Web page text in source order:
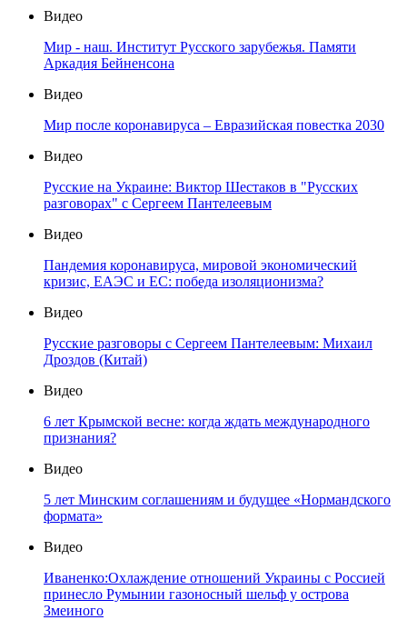
Видео
Мир - наш. Институт Русского зарубежья. Памяти
Аркадия Бейненсона
Видео
Мир после коронавируса – Евразийская повестка 2030
Видео
Русские на Украине: Виктор Шестаков в "Русских
разговорах" с Сергеем Пантелеевым
Видео
Пандемия коронавируса, мировой экономический
кризис, ЕАЭС и ЕС: победа изоляционизма?
Видео
Русские разговоры с Сергеем Пантелеевым: Михаил
Дроздов (Китай)
Видео
6 лет Крымской весне: когда ждать международного
признания?
Видео
5 лет Минским соглашениям и будущее «Нормандского
формата»
Видео
Иваненко:Охлаждение отношений Украины с Россией
принесло Румынии газоносный шельф у острова
Змеиного